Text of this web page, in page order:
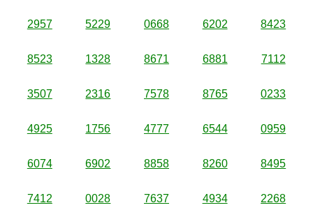
2957 5229 0668 6202 8423
8523 1328 8671 6881 7112
3507 2316 7578 8765 0233
4925 1756 4777 6544 0959
6074 6902 8858 8260 8495
7412 0028 7637 4934 2268